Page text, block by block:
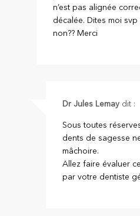
n’est pas alignée
décalée. Dites moi
non?? Merci
Dr Jules Lemay dit :
Sous toutes
dents de sagesse
mâchoire.
Allez faire évaluer
par votre dentiste